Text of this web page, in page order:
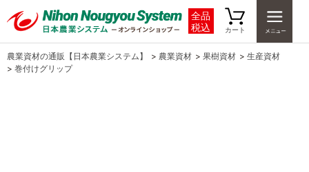
全品
税込
カート
農業資材の通販【日本農業システム】 > 農業資材 > 果樹資材 > 生産資材
> 巻付けグリップ